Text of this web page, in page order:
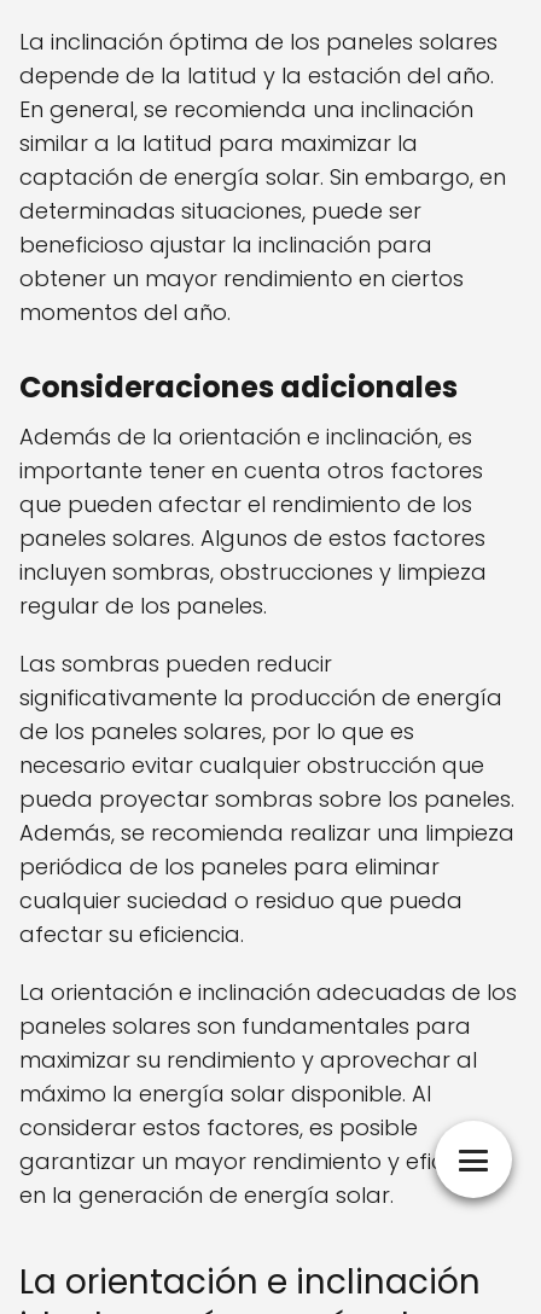
La inclinación óptima de los paneles solares
depende de la latitud y la estación del año.
En general, se recomienda una inclinación
similar a la latitud para maximizar la
captación de energía solar. Sin embargo, en
determinadas situaciones, puede ser
beneficioso ajustar la inclinación para
obtener un mayor rendimiento en ciertos
momentos del año.
Consideraciones adicionales
Además de la orientación e inclinación, es
importante tener en cuenta otros factores
que pueden afectar el rendimiento de los
paneles solares. Algunos de estos factores
incluyen sombras, obstrucciones y limpieza
regular de los paneles.
Las sombras pueden reducir
significativamente la producción de energía
de los paneles solares, por lo que es
necesario evitar cualquier obstrucción que
pueda proyectar sombras sobre los paneles.
Además, se recomienda realizar una limpieza
periódica de los paneles para eliminar
cualquier suciedad o residuo que pueda
afectar su eficiencia.
La orientación e inclinación adecuadas de los
paneles solares son fundamentales para
maximizar su rendimiento y aprovechar al
máximo la energía solar disponible. Al
considerar estos factores, es posible
garantizar un mayor rendimiento y eficiencia
en la generación de energía solar.
La orientación e inclinación